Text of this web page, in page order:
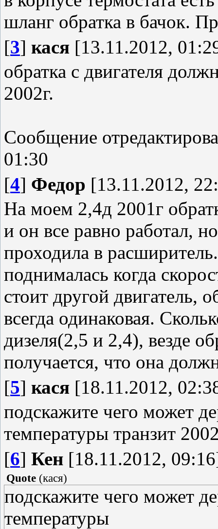
шланг обратка в бачок.
[3] кася [13.11.2012,
обратка с двигателя
2002г.
Сообщение
01:30
[4] Федор [13.11.2012,
На моем 2,4д 2001г
и он все равно работал,
проходила в
поднималась когда
стоит другой двигатель,
всегда одинаковая.
дизеля(2,5 и 2,4), везде
получается, что она
[5] кася [18.11.2012,
подскажите чего может
температуры транзит
[6] Кен [18.11.2012,
Quote (кася)
подскажите чего может
температуры